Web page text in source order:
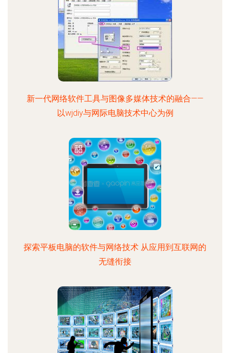
新一代网络软件工具与图像多媒体技术的融合——
以wjdiy与网际电脑技术中心为例
探索平板电脑的软件与网络技术 从应用到互联网的
无缝衔接